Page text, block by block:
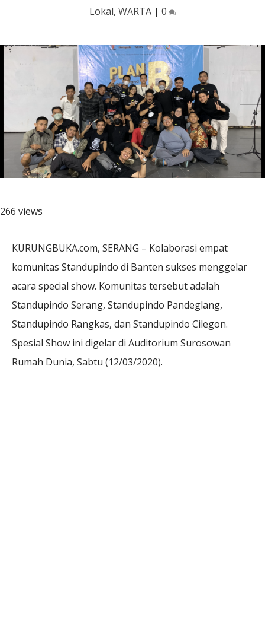
Lokal, WARTA| 0
266 views
KURUNGBUKA.com, SERANG – Kolaborasi empat
komunitas Standupindo di Banten sukses menggelar
acara special show. Komunitas tersebut adalah
Standupindo Serang, Standupindo Pandeglang,
Standupindo Rangkas, dan Standupindo Cilegon.
Spesial Show ini digelar di Auditorium Surosowan
Rumah Dunia, Sabtu (12/03/2020).